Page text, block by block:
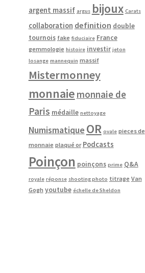
argent massif argus bijoux Carats
collaboration definition double
tournois fake fiduciaire France
gemmologie histoire investir jeton
losange mannequin massif
Mistermonney
monnaie monnaie de
Paris médaille nettoyage
Numismatique OR ovale pieces de
monnaie plaqué or Podcasts
Poinçon poinçons prime Q&A
royale réponse shooting photo titrage Van
Gogh youtube échelle de Sheldon